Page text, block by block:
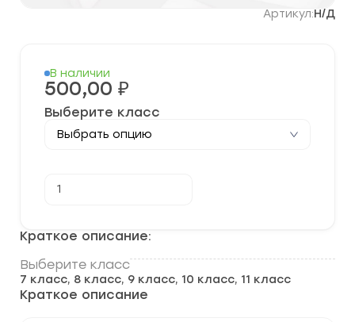
Артикул:Н/Д
Краткое описание:
Выберите класс
7 класс, 8 класс, 9 класс, 10 класс, 11 класс
Краткое описание
В наличии
500,00 ₽
Выберите класс
товара
по
языку
2023-
2024